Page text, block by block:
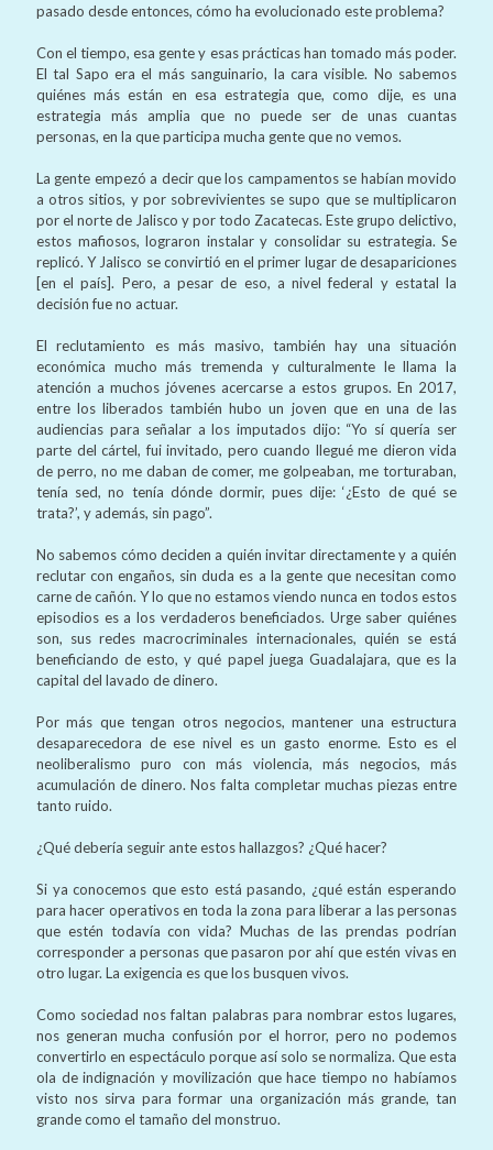
pasado desde entonces, cómo ha evolucionado este problema?
Con el tiempo, esa gente y esas prácticas han tomado más poder.
El tal Sapo era el más sanguinario, la cara visible. No sabemos
quiénes más están en esa estrategia que, como dije, es una
estrategia más amplia que no puede ser de unas cuantas
personas, en la que participa mucha gente que no vemos.
La gente empezó a decir que los campamentos se habían movido
a otros sitios, y por sobrevivientes se supo que se multiplicaron
por el norte de Jalisco y por todo Zacatecas. Este grupo delictivo,
estos mafiosos, lograron instalar y consolidar su estrategia. Se
replicó. Y Jalisco se convirtió en el primer lugar de desapariciones
[en el país]. Pero, a pesar de eso, a nivel federal y estatal la
decisión fue no actuar.
El reclutamiento es más masivo, también hay una situación
económica mucho más tremenda y culturalmente le llama la
atención a muchos jóvenes acercarse a estos grupos. En 2017,
entre los liberados también hubo un joven que en una de las
audiencias para señalar a los imputados dijo: “Yo sí quería ser
parte del cártel, fui invitado, pero cuando llegué me dieron vida
de perro, no me daban de comer, me golpeaban, me torturaban,
tenía sed, no tenía dónde dormir, pues dije: ‘¿Esto de qué se
trata?’, y además, sin pago”.
No sabemos cómo deciden a quién invitar directamente y a quién
reclutar con engaños, sin duda es a la gente que necesitan como
carne de cañón. Y lo que no estamos viendo nunca en todos estos
episodios es a los verdaderos beneficiados. Urge saber quiénes
son, sus redes macrocriminales internacionales, quién se está
beneficiando de esto, y qué papel juega Guadalajara, que es la
capital del lavado de dinero.
Por más que tengan otros negocios, mantener una estructura
desaparecedora de ese nivel es un gasto enorme. Esto es el
neoliberalismo puro con más violencia, más negocios, más
acumulación de dinero. Nos falta completar muchas piezas entre
tanto ruido.
¿Qué debería seguir ante estos hallazgos? ¿Qué hacer?
Si ya conocemos que esto está pasando, ¿qué están esperando
para hacer operativos en toda la zona para liberar a las personas
que estén todavía con vida? Muchas de las prendas podrían
corresponder a personas que pasaron por ahí que estén vivas en
otro lugar. La exigencia es que los busquen vivos.
Como sociedad nos faltan palabras para nombrar estos lugares,
nos generan mucha confusión por el horror, pero no podemos
convertirlo en espectáculo porque así solo se normaliza. Que esta
ola de indignación y movilización que hace tiempo no habíamos
visto nos sirva para formar una organización más grande, tan
grande como el tamaño del monstruo.